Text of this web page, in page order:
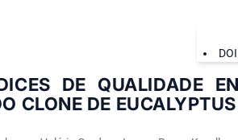
DOI
DE QUALIDADE
CLONE DE